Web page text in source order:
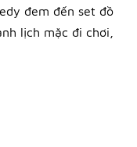
đem đến set đồ
lịch mặc đi chơi,